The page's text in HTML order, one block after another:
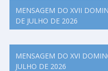
MENSAGEM DO XVII
DE JULHO DE 2026
MENSAGEM DO XVI
JULHO DE 2026